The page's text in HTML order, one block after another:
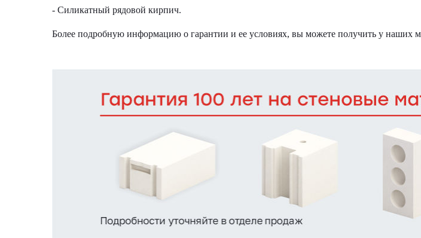
- Силикатный рядовой кирпич.
Более подробную информацию о гарантии и ее условиях, вы можете получить у наших